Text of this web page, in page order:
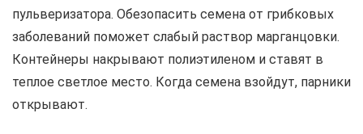
пульверизатора. Обезопасить семена от грибковых
заболеваний поможет слабый раствор марганцовки.
Контейнеры накрывают полиэтиленом и ставят в
теплое светлое место. Когда семена взойдут, парники
открывают.